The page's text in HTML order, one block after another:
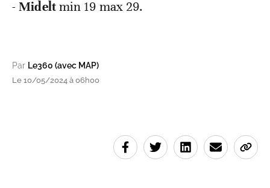
-Mideltmin 19 max 29.
Par Le360 (avec MAP)
Le 10/05/2024 à 06h00